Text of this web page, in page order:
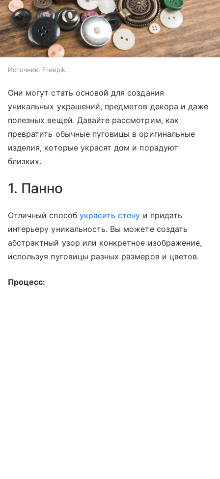
Источник: Freepik
Они могут стать основой для создания
уникальных украшений, предметов декора и даже
полезных вещей. Давайте рассмотрим, как
превратить обычные пуговицы в оригинальные
изделия, которые украсят дом и порадуют
близких.
1. Панно
Отличный способ украсить стену и придать
интерьеру уникальность. Вы можете создать
абстрактный узор или конкретное изображение,
используя пуговицы разных размеров и цветов.
Процесс: